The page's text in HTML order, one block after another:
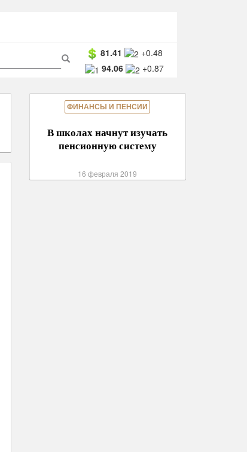
81.41
+0.48
94.06
+0.87
Поиск
ФИНАНСЫ И ПЕНСИИ
В школах начнут изучать
пенсионную систему
16 февраля 2019